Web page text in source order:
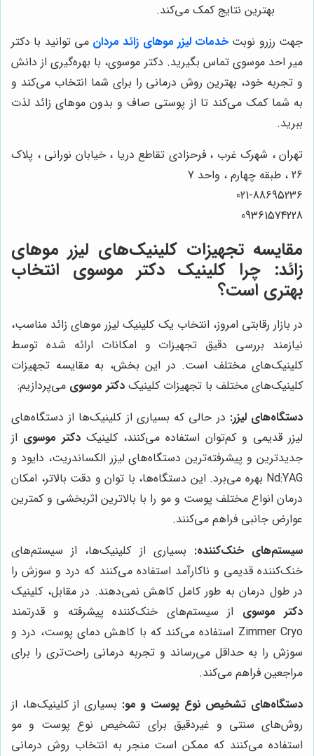
بهترین نتایج کمک می‌کند.
جهت رزرو نوبت خدمات لیزر موهای زائد مردان می توانید با دکتر
میر احد موسوی تماس بگیرید. دکتر موسوی، با بهره‌گیری از دانش
و تجربه خود، بهترین روش درمانی را برای شما انتخاب می‌کند و
به شما کمک می‌کند تا از پوستی صاف و بدون موهای زائد لذت
ببرید.
تهران ، شهرک غرب ، فرحزادی تقاطع دریا ، خیابان نورانی ، پلاک
26 ، طبقه چهارم ، واحد 7
021-88695236
09361574228
مقایسه تجهیزات کلینیک‌های لیزر موهای
زائد: چرا کلینیک دکتر موسوی انتخاب
بهتری است؟
در بازار رقابتی امروز، انتخاب یک کلینیک لیزر موهای زائد مناسب،
نیازمند بررسی دقیق تجهیزات و امکانات ارائه شده توسط
کلینیک‌های مختلف است. در این بخش، به مقایسه تجهیزات
کلینیک‌های مختلف با تجهیزات کلینیک دکتر موسوی می‌پردازیم:
دستگاه‌های لیزر: در حالی که بسیاری از کلینیک‌ها از دستگاه‌های
لیزر قدیمی و کم‌توان استفاده می‌کنند، کلینیک دکتر موسوی از
جدیدترین و پیشرفته‌ترین دستگاه‌های لیزر الکساندریت، دایود و
Nd:YAG بهره می‌برد. این دستگاه‌ها، با توان و دقت بالاتر، امکان
درمان انواع مختلف پوست و مو را با بالاترین اثربخشی و کمترین
عوارض جانبی فراهم می‌کنند.
سیستم‌های خنک‌کننده: بسیاری از کلینیک‌ها، از سیستم‌های
خنک‌کننده قدیمی و ناکارآمد استفاده می‌کنند که درد و سوزش را
در طول درمان به طور کامل کاهش نمی‌دهند. در مقابل، کلینیک
دکتر موسوی از سیستم‌های خنک‌کننده پیشرفته و قدرتمند
Zimmer Cryo استفاده می‌کند که با کاهش دمای پوست، درد و
سوزش را به حداقل می‌رساند و تجربه درمانی راحت‌تری را برای
مراجعین فراهم می‌کند.
دستگاه‌های تشخیص نوع پوست و مو: بسیاری از کلینیک‌ها، از
روش‌های سنتی و غیردقیق برای تشخیص نوع پوست و مو
استفاده می‌کنند که ممکن است منجر به انتخاب روش درمانی